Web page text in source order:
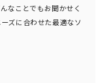
なことでもお聞かせく
ズに合わせた最適なソ